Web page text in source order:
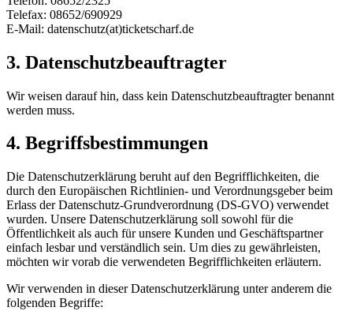
Telefax: 08652/690929
E-Mail: datenschutz(at)ticketscharf.de
3. Datenschutzbeauftragter
Wir weisen darauf hin, dass kein Datenschutzbeauftragter benannt
werden muss.
4. Begriffsbestimmungen
Die Datenschutzerklärung beruht auf den Begrifflichkeiten, die
durch den Europäischen Richtlinien- und Verordnungsgeber beim
Erlass der Datenschutz-Grundverordnung (DS-GVO) verwendet
wurden. Unsere Datenschutzerklärung soll sowohl für die
Öffentlichkeit als auch für unsere Kunden und Geschäftspartner
einfach lesbar und verständlich sein. Um dies zu gewährleisten,
möchten wir vorab die verwendeten Begrifflichkeiten erläutern.
Wir verwenden in dieser Datenschutzerklärung unter anderem die
folgenden Begriffe: